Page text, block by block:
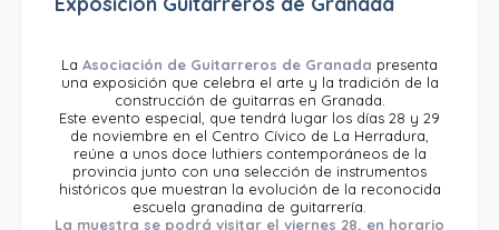
La Asociación de Guitarreros de Granada presenta
una exposición que celebra el arte y la tradición de la
construcción de guitarras en Granada.
Este evento especial, que tendrá lugar los días 28 y 29
de noviembre en el Centro Cívico de La Herradura,
reúne a unos doce luthiers contemporáneos de la
provincia junto con una selección de instrumentos
históricos que muestran la evolución de la reconocida
escuela granadina de guitarrería.
La muestra se podrá visitar el viernes 28, en horario